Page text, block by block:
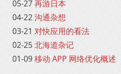
05-27再游日本
04-22沟通杂想
03-21 对快应用的看法
02-25北海道杂记
01-09移动 APP 网络优化概述